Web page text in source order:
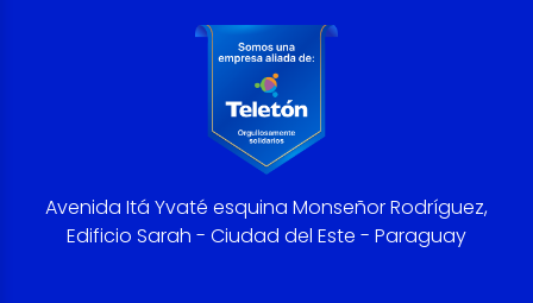
Avenida Itá Yvaté esquina Monseñor Rodríguez,
Edificio Sarah - Ciudad del Este - Paraguay